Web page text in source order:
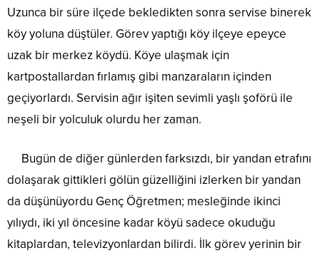
Uzunca bir süre ilçede bekledikten sonra servise binerek
köy yoluna düştüler. Görev yaptığı köy ilçeye epeyce
uzak bir merkez köydü. Köye ulaşmak için
kartpostallardan fırlamış gibi manzaraların içinden
geçiyorlardı. Servisin ağır işiten sevimli yaşlı şoförü ile
neşeli bir yolculuk olurdu her zaman.
Bugün de diğer günlerden farksızdı, bir yandan etrafını
dolaşarak gittikleri gölün güzelliğini izlerken bir yandan
da düşünüyordu Genç Öğretmen; mesleğinde ikinci
yılıydı, iki yıl öncesine kadar köyü sadece okuduğu
kitaplardan, televizyonlardan bilirdi. İlk görev yerinin bir